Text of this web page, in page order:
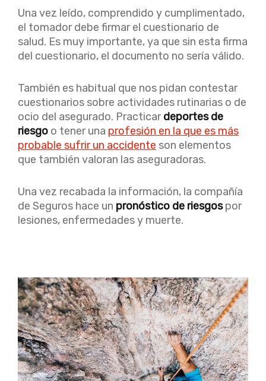
Una vez leído, comprendido y cumplimentado,
el tomador debe firmar el cuestionario de
salud. Es muy importante, ya que sin esta firma
del cuestionario, el documento no sería válido.
También es habitual que nos pidan contestar
cuestionarios sobre actividades rutinarias o de
ocio del asegurado. Practicardeportes de
riesgo o tener una profesión en la que es más
probable sufrir un accidente son elementos
que también valoran las aseguradoras.
Una vez recabada la información, la compañía
de Seguros hace un pronóstico de riesgospor
lesiones, enfermedades y muerte.